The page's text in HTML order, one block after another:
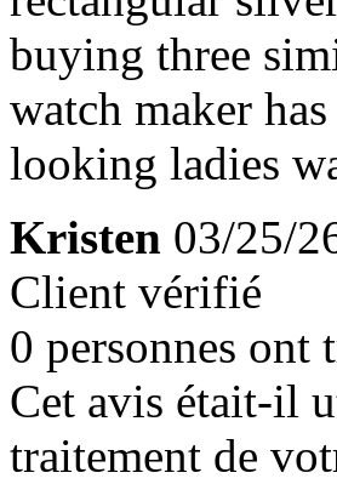
buying three
watch maker
looking ladies
Kristen 03/25/
Client vérifié
0 personnes ont
Cet avis était-il
traitement de